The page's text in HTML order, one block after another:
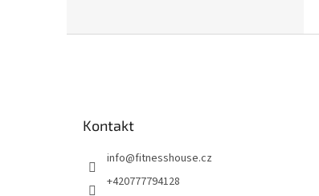
Kontakt
info@fitnesshouse.cz
+420777794128